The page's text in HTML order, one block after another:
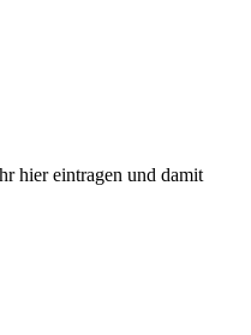
hier eintragen und damit